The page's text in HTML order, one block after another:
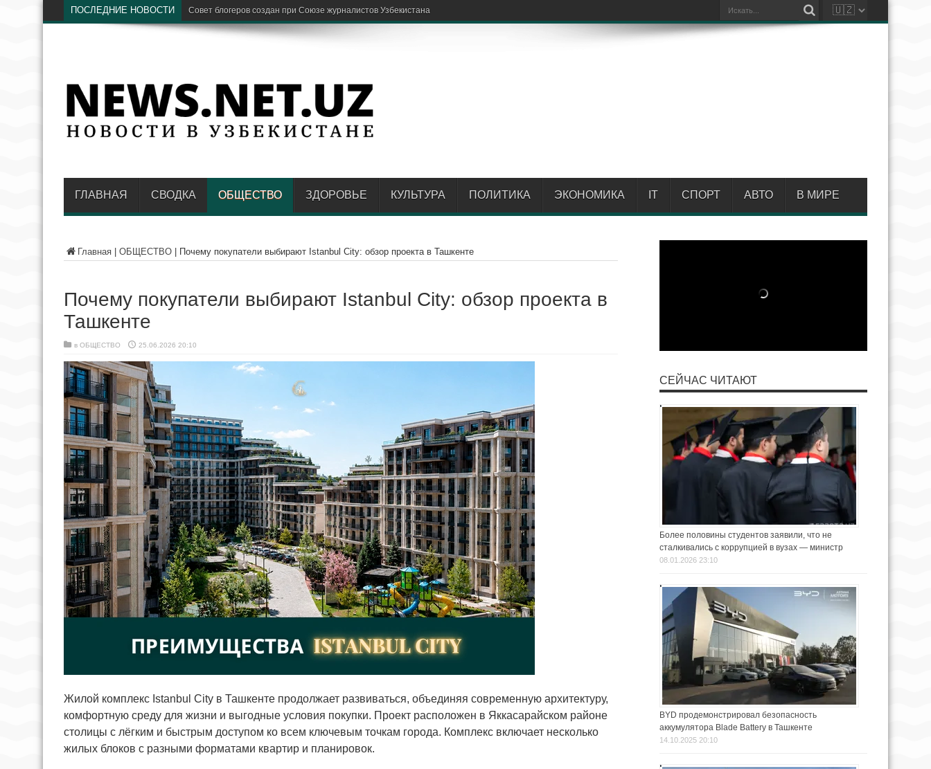
ПОСЛЕДНИЕ НОВОСТИ Совет блогеров создан при Союзе журналистов Узбекистана
ГЛАВНАЯ СВОДКА ОБЩЕСТВО ЗДОРОВЬЕ КУЛЬТУРА ПОЛИТИКА ЭКОНОМИКА IT СПОРТ АВТО В МИРЕ
Главная ОБЩЕСТВО Почему покупатели выбирают Istanbul City: обзор проекта в Ташкенте
Почему покупатели выбирают Istanbul City: обзор проекта в
Ташкенте
в ОБЩЕСТВО 25.06.2026 20:10
Жилой комплекс Istanbul City в Ташкенте продолжает развиваться, объединяя современную архитектуру,
комфортную среду для жизни и выгодные условия покупки. Проект расположен в Яккасарайском районе
столицы с лёгким и быстрым доступом ко всем ключевым точкам города. Комплекс включает несколько
жилых блоков с разными форматами квартир и планировок.
СЕЙЧАС ЧИТАЮТ
Более половины студентов заявили, что не
сталкивались с коррупцией в вузах — министр
08.01.2026 23:10
BYD продемонстрировал безопасность
аккумулятора Blade Battery в Ташкенте
14.10.2025 20:10